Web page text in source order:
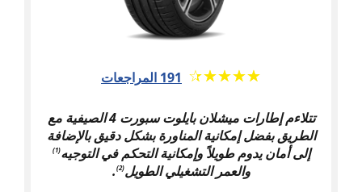
★★★★★
☆☆☆☆☆ 191 المراجعات
تتلاءم إطارات ميشلان بايلوت سبورت 4 الصيفية مع
الطريق بفضل إمكانية المناورة بشكل دقيق بالإضافة
إلى أمان يدوم طويلاً وإمكانية التحكم في التوجيه(1)
والعمر التشغيلي الطويل(2)
.